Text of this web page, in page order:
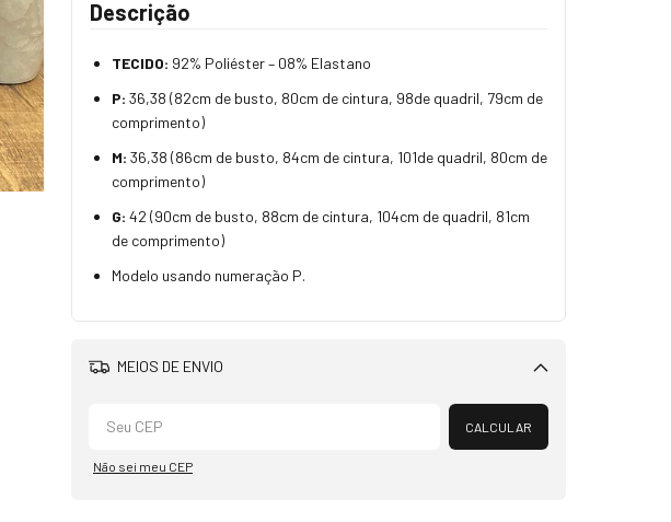
Descrição
TECIDO: 92% Poliéster – 08% Elastano
P: 36,38 (82cm de busto, 80cm de cintura, 98de quadril, 79cm de
comprimento)
M: 36,38 (86cm de busto, 84cm de cintura, 101de quadril, 80cm de
comprimento)
G: 42 (90cm de busto, 88cm de cintura, 104cm de quadril, 81cm
de comprimento)
Modelo usando numeração P.
MEIOS DE ENVIO
Alterar CEP
CALCULAR
Não sei meu CEP